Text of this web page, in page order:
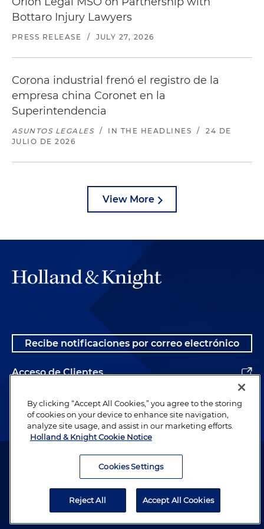
Bottaro Injury Lawyers
PRESS RELEASE / JULY 27, 2026
Corona industrial frenó el registro de la
empresa china Coronet en la
Superintendencia
ASUNTOS LEGALES / IN THE HEADLINES /
24 DE
JULIO DE 2026
View More
Recibe notificaciones por correo electrónico
Acceso de Clientes
Alumnos
Abogado publicitario. © 1996– 2026 Holland & Knight LLP. Todos los
Política de Privacidad
By clicking “Accept All Cookies,” you agree to the storing
of cookies on your device to enhance site navigation,
analyze site usage, and assist in our marketing efforts.
Holland & Knight Cookie Notice
Cookies Settings
Reject All Accept All Cookies